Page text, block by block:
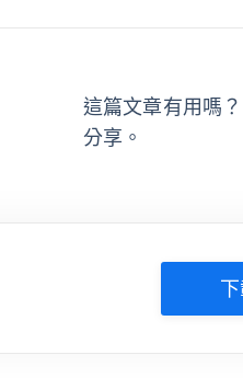
這篇文章有用嗎
分享。